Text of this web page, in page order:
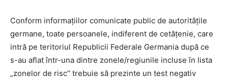
Conform informațiilor comunicate public de autoritățile
germane, toate persoanele, indiferent de cetățenie, care
intră pe teritoriul Republicii Federale Germania după ce
s-au aflat într-una dintre zonele/regiunile incluse în lista
„zonelor de risc“ trebuie să prezinte un test negativ